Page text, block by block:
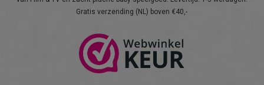
Gratis verzending (NL) boven €40,-